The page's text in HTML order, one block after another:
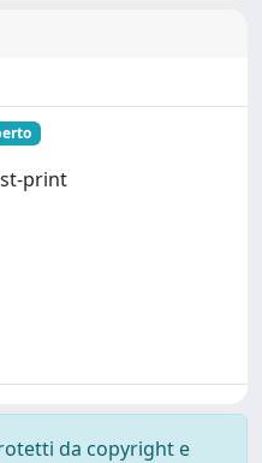
print
da copyright e